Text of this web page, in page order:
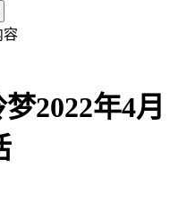
容
2022年4月